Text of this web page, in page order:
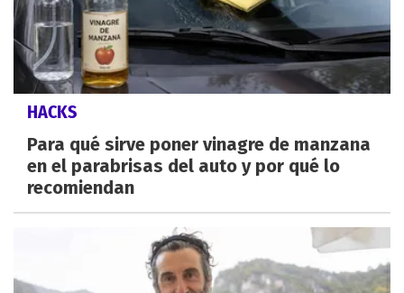
HACKS
Para qué sirve poner vinagre de manzana
en el parabrisas del auto y por qué lo
recomiendan